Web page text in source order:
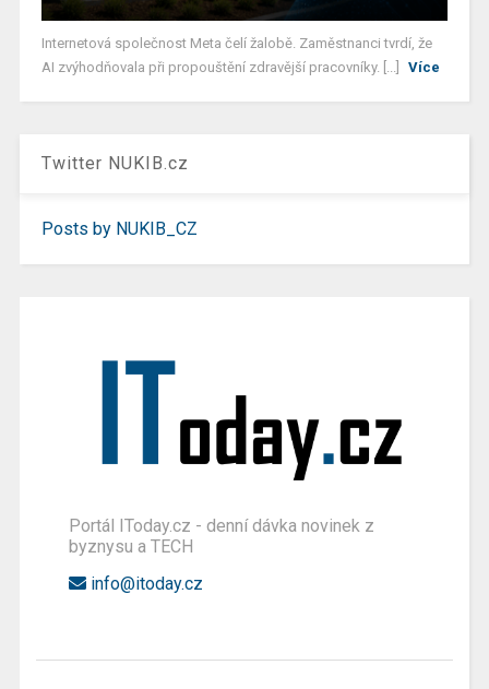
Internetová společnost Meta čelí žalobě. Zaměstnanci tvrdí, že
AI zvýhodňovala při propouštění zdravější pracovníky. [...]
Více
Twitter NUKIB.cz
Posts by NUKIB_CZ
Portál IToday.cz - denní dávka novinek z
byznysu a TECH
info@itoday.cz